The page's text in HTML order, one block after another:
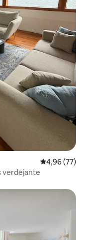
4,96 de uma
4,96 (77)
verdejante